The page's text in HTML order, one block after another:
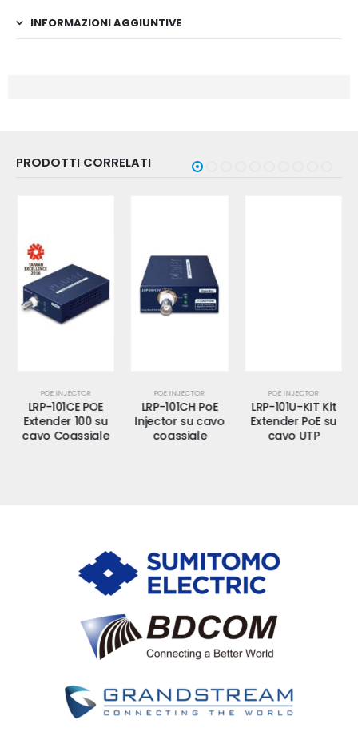
INFORMAZIONI AGGIUNTIVE
PRODOTTI CORRELATI
POE INJECTOR
LRP-101CE POE
Extender 100 su
cavo Coassiale
POE INJECTOR
LRP-101CH PoE
Injector su cavo
coassiale
POE INJECTOR
LRP-101U-KIT Kit
Extender PoE su
cavo UTP